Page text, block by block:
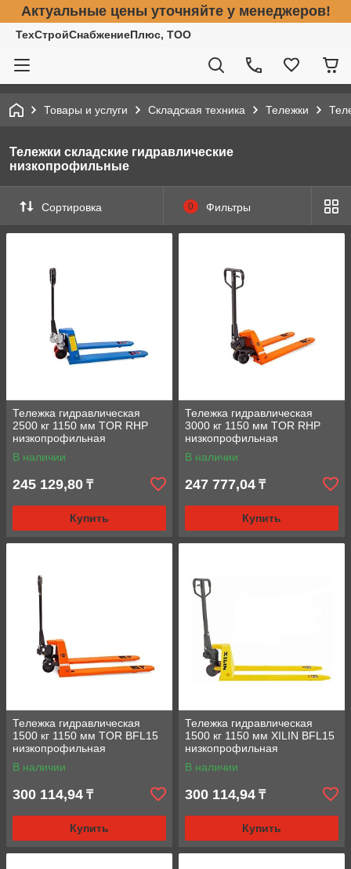
Актуальные цены уточняйте у менеджеров!
ТехСтройСнабжениеПлюс, ТОО
Товары и услуги Складская техника Тележки
Тележки складские гидравлические
низкопрофильные
Сортировка 0 Фильтры
Тележка гидравлическая
2500 кг 1150 мм TOR RHP
низкопрофильная
(полиуретановые колеса)
В наличии
245 129,80 ₸
Купить
Тележка гидравлическая
3000 кг 1150 мм TOR RHP
низкопрофильная
(полиуретановые колеса)
В наличии
247 777,04 ₸
Купить
Тележка гидравлическая
1500 кг 1150 мм TOR BFL15
низкопрофильная
(полиуретановые колеса)
В наличии
300 114,94 ₸
Купить
Тележка гидравлическая
1500 кг 1150 мм XILIN BFL15
низкопрофильная
(полиуретановые колеса)
В наличии
300 114,94 ₸
Купить